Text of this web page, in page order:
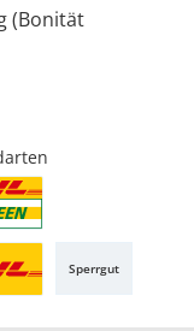
(Bonität
Sperrgut